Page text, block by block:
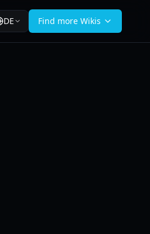
DE Find more Wikis